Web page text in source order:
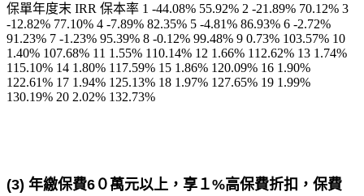
保單年度末 IRR 保本率 1 -44.08% 55.92% 2 -21.89% 70.12% 3
-12.82% 77.10% 4 -7.89% 82.35% 5 -4.81% 86.93% 6 -2.72%
91.23% 7 -1.23% 95.39% 8 -0.12% 99.48% 9 0.73% 103.57% 10
1.40% 107.68% 11 1.55% 110.14% 12 1.66% 112.62% 13 1.74%
115.10% 14 1.80% 117.59% 15 1.86% 120.09% 16 1.90%
122.61% 17 1.94% 125.13% 18 1.97% 127.65% 19 1.99%
130.19% 20 2.02% 132.73%
(3) 年繳保費6０萬元以上，享１%高保費折扣，保費